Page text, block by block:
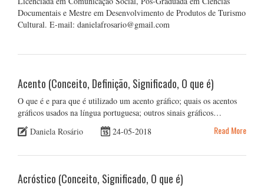
Documentais e Mestre em Desenvolvimento de Produtos de Turismo
Cultural. E-mail: danielafrosario@gmail.com
Acento (Conceito, Definição, Significado, O que é)
O que é e para que é utilizado um acento gráfico; quais os acentos
gráficos usados na língua portuguesa; outros sinais gráficos…
Daniela Rosário
24-05-2018 Read More
Acróstico (Conceito, Significado, O que é)